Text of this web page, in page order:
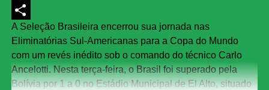
LinkedIn
Share
A Seleção Brasileira encerrou sua jornada nas
Eliminatórias Sul-Americanas para a Copa do Mundo
com um revés inédito sob o comando do técnico Carlo
Ancelotti. Nesta terça-feira, o Brasil foi superado pela
Bolívia por 1 a 0 no Estádio Municipal de El Alto, situado